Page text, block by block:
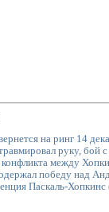
на ринг 14
руку, бой
между
победу над
Паскаль-Хопкинс